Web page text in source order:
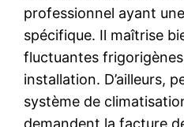
professionnel ayant
spécifique. Il maîtrise
fluctuantes
installation. D’ailleurs,
système de
demandent la facture